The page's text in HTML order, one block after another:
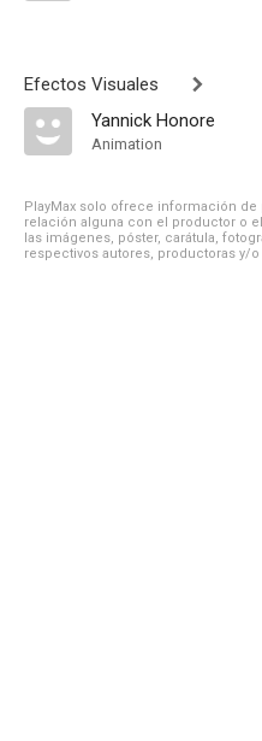
Efectos Visuales
Yannick Honore
Animation
PlayMax solo ofrece información de
relación alguna con el productor o
las imágenes, póster, carátula,
respectivos autores, productoras y/